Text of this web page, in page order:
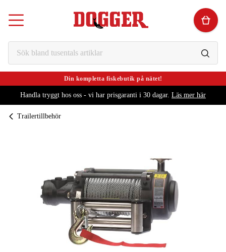
Din kompletta fiskebutik på nätet!
Handla tryggt hos oss - vi har prisgaranti i 30 dagar. Läs mer här
Trailertillbehör